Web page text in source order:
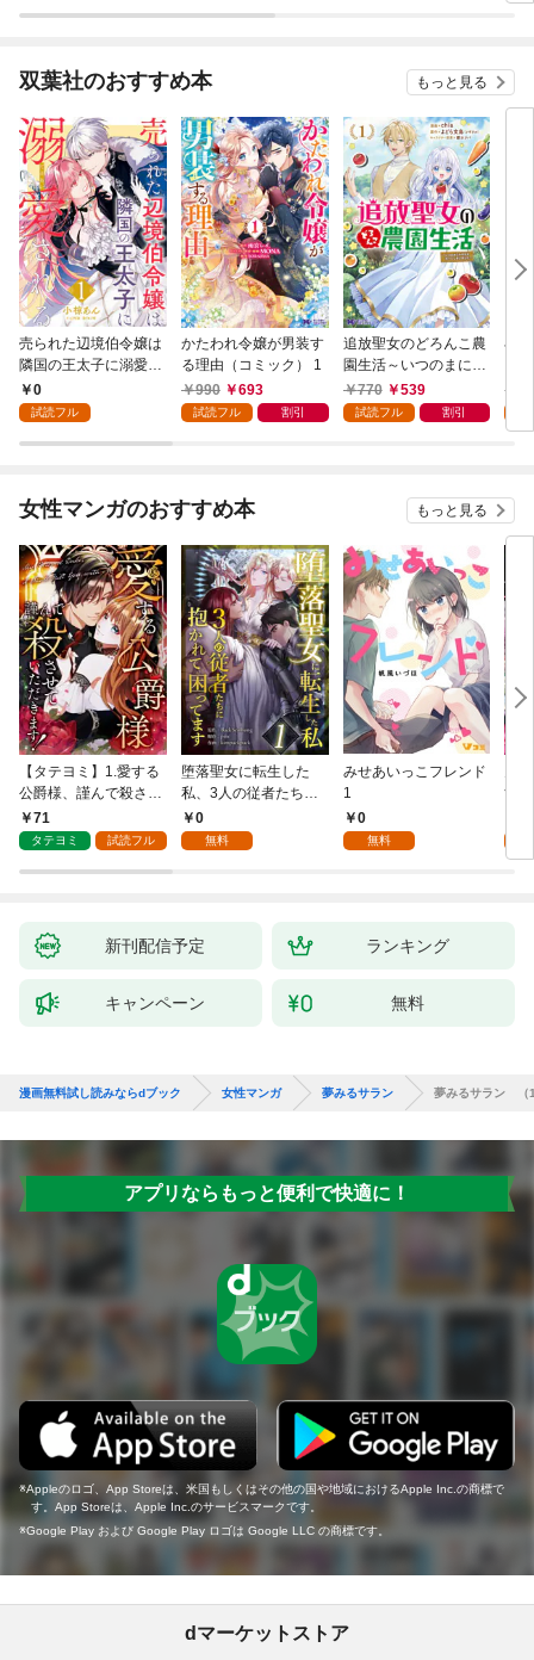
双葉社のおすすめ本 もっと見る
売られた辺境伯令嬢は
隣国の王太子に溺愛さ
れる 1
0
試読フル
かたわれ令嬢が男装す
る理由（コミック） 1
990
693
試読フル 割引
追放聖女のどろんこ農
園生活～いつのまにか
隣国を救ってしまいま
した～（コミック） 1
770 539
試読フル 割引
小
女性マンガのおすすめ本 もっと見る
【タテヨミ】1.愛する
公爵様、謹んで殺させ
ていただきます！
71
タテヨミ 試読フル
堕落聖女に転生した
私、3人の従者たちに
抱かれて困ってます 第
1話
0
無料
みせあいっこフレンド
1
0
無料
す
ま
新刊配信予定 ランキング
キャンペーン 無料
漫画無料試し読みならdブック 女性マンガ 夢みるサラン 夢みるサラン （
アプリならもっと便利で快適に！
Appleのロゴ、App Storeは、米国もしくはその他の国や地域におけるApple Inc.の商標で
す。App Storeは、Apple Inc.のサービスマークです。
Google Play および Google Play ロゴは Google LLC の商標です。
dマーケットストア